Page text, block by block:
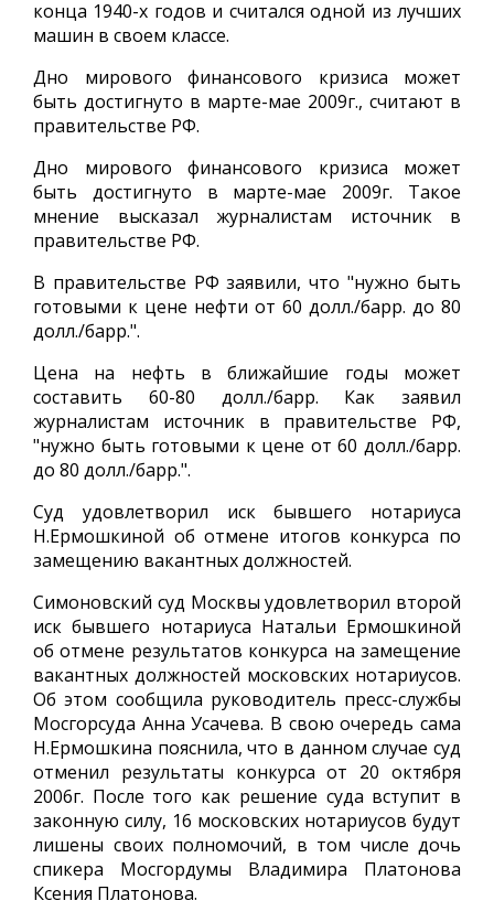
конца 1940-х годов и считался одной из лучших
машин в своем классе.
Дно мирового финансового кризиса может
быть достигнуто в марте-мае 2009г., считают в
правительстве РФ.
Дно мирового финансового кризиса может
быть достигнуто в марте-мае 2009г. Такое
мнение высказал журналистам источник в
правительстве РФ.
В правительстве РФ заявили, что "нужно быть
готовыми к цене нефти от 60 долл./барр. до 80
долл./барр.".
Цена на нефть в ближайшие годы может
составить 60-80 долл./барр. Как заявил
журналистам источник в правительстве РФ,
"нужно быть готовыми к цене от 60 долл./барр.
до 80 долл./барр.".
Суд удовлетворил иск бывшего нотариуса
Н.Ермошкиной об отмене итогов конкурса по
замещению вакантных должностей.
Симоновский суд Москвы удовлетворил второй
иск бывшего нотариуса Натальи Ермошкиной
об отмене результатов конкурса на замещение
вакантных должностей московских нотариусов.
Об этом сообщила руководитель пресс-службы
Мосгорсуда Анна Усачева. В свою очередь сама
Н.Ермошкина пояснила, что в данном случае суд
отменил результаты конкурса от 20 октября
2006г. После того как решение суда вступит в
законную силу, 16 московских нотариусов будут
лишены своих полномочий, в том числе дочь
спикера Мосгордумы Владимира Платонова
Ксения Платонова.